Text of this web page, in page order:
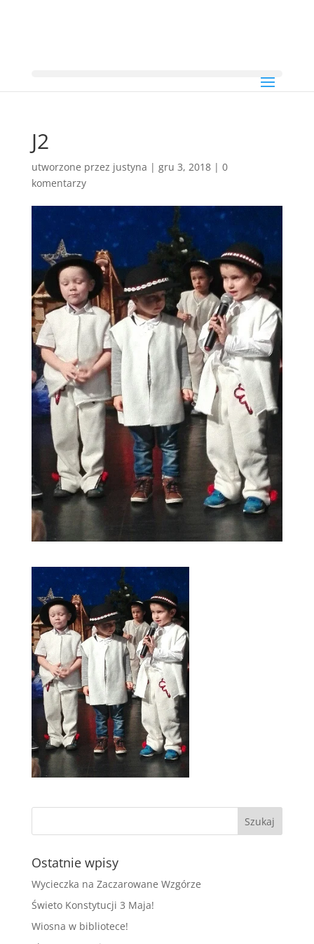
J2
utworzone przez justyna | gru 3, 2018| 0
komentarzy
Ostatnie wpisy
Wycieczka na Zaczarowane Wzgórze
Świeto Konstytucji 3 Maja!
Wiosna w bibliotece!